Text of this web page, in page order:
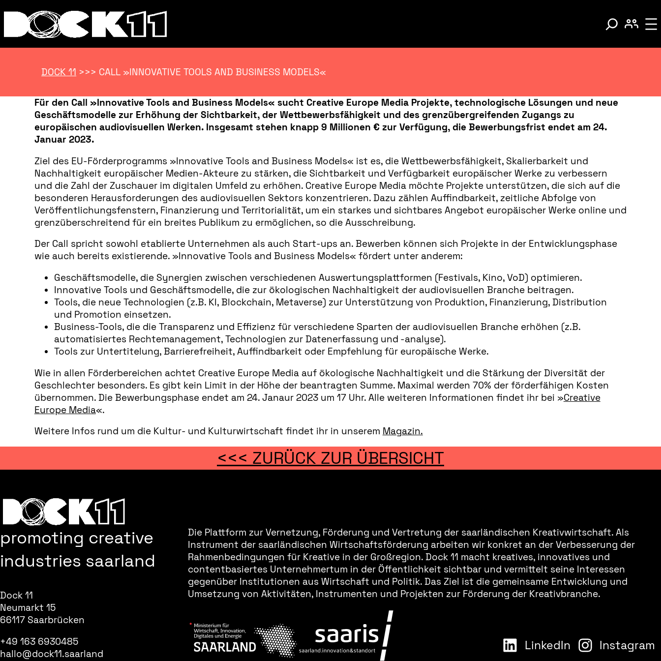
DOCK 11 >>> CALL »INNOVATIVE TOOLS AND BUSINESS MODELS«
Für den Call »Innovative Tools and Business Models« sucht Creative Europe Media Projekte, technologische Lösungen und neue
Geschäftsmodelle zur Erhöhung der Sichtbarkeit, der Wettbewerbsfähigkeit und des grenzübergreifenden Zugangs zu
europäischen audiovisuellen Werken. Insgesamt stehen knapp 9 Millionen € zur Verfügung, die Bewerbungsfrist endet am 24.
Januar 2023.
Ziel des EU-Förderprogramms »Innovative Tools and Business Models« ist es, die Wettbewerbsfähigkeit, Skalierbarkeit und
Nachhaltigkeit europäischer Medien-Akteure zu stärken, die Sichtbarkeit und Verfügbarkeit europäischer Werke zu verbessern
und die Zahl der Zuschauer im digitalen Umfeld zu erhöhen. Creative Europe Media möchte Projekte unterstützen, die sich auf die
besonderen Herausforderungen des audiovisuellen Sektors konzentrieren. Dazu zählen Auffindbarkeit, zeitliche Abfolge von
Veröffentlichungsfenstern, Finanzierung und Territorialität, um ein starkes und sichtbares Angebot europäischer Werke online und
grenzüberschreitend für ein breites Publikum zu ermöglichen, so die Ausschreibung.
Der Call spricht sowohl etablierte Unternehmen als auch Start-ups an. Bewerben können sich Projekte in der Entwicklungsphase
wie auch bereits existierende. »Innovative Tools and Business Models« fördert unter anderem:
Geschäftsmodelle, die Synergien zwischen verschiedenen Auswertungsplattformen (Festivals, Kino, VoD) optimieren.
Innovative Tools und Geschäftsmodelle, die zur ökologischen Nachhaltigkeit der audiovisuellen Branche beitragen.
Tools, die neue Technologien (z.B. KI, Blockchain, Metaverse) zur Unterstützung von Produktion, Finanzierung, Distribution
und Promotion einsetzen.
Business-Tools, die die Transparenz und Effizienz für verschiedene Sparten der audiovisuellen Branche erhöhen (z.B.
automatisiertes Rechtemanagement, Technologien zur Datenerfassung und -analyse).
Tools zur Untertitelung, Barrierefreiheit, Auffindbarkeit oder Empfehlung für europäische Werke.
Wie in allen Förderbereichen achtet Creative Europe Media auf ökologische Nachhaltigkeit und die Stärkung der Diversität der
Geschlechter besonders. Es gibt kein Limit in der Höhe der beantragten Summe. Maximal werden 70% der förderfähigen Kosten
übernommen. Die Bewerbungsphase endet am 24. Janaur 2023 um 17 Uhr. Alle weiteren Informationen findet ihr bei »Creative
Europe Media«.
Weitere Infos rund um die Kultur- und Kulturwirtschaft findet ihr in unserem Magazin.
<<< ZURÜCK ZUR ÜBERSICHT
promoting creative
industries saarland
Dock 11
Neumarkt 15
66117 Saarbrücken
+49 163 6930485
hallo@dock11.saarland
Die Plattform zur Vernetzung, Förderung und Vertretung der saarländischen Kreativwirtschaft. Als
Instrument der saarländischen Wirtschaftsförderung arbeiten wir konkret an der Verbesserung der
Rahmenbedingungen für Kreative in der Großregion. Dock 11 macht kreatives, innovatives und
contentbasiertes Unternehmertum in der Öffentlichkeit sichtbar und vermittelt seine Interessen
gegenüber Institutionen aus Wirtschaft und Politik. Das Ziel ist die gemeinsame Entwicklung und
Umsetzung von Aktivitäten, Instrumenten und Projekten zur Förderung der Kreativbranche.
LinkedIn Instagram